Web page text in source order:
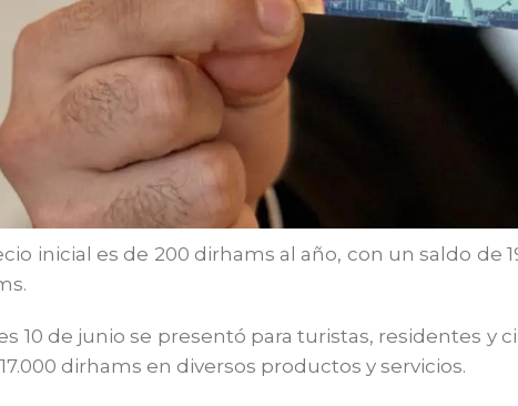
inicial es de 200 dirhams al año, con un saldo de
10 de junio se presentó para turistas, residentes
dirhams en diversos productos y servicios.